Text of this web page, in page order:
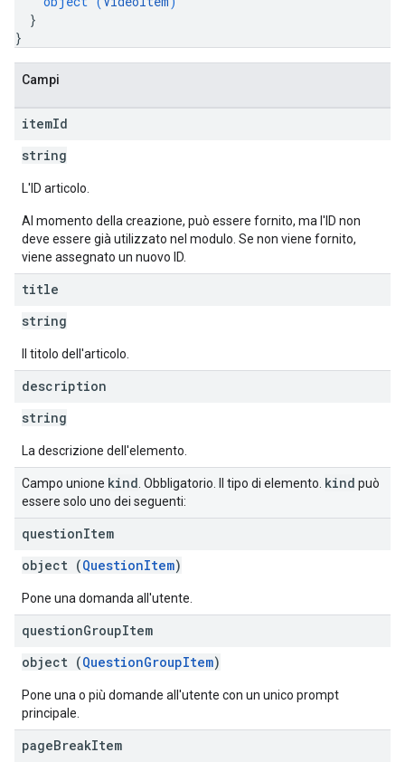
}
}
Campi
itemId
string
L'ID articolo.
Al momento della creazione, può essere fornito, ma l'ID non
deve essere già utilizzato nel modulo. Se non viene fornito,
viene assegnato un nuovo ID.
title
string
Il titolo dell'articolo.
description
string
La descrizione dell'elemento.
Campo unione kind . Obbligatorio. Il tipo di elemento. kind può
essere solo uno dei seguenti:
questionItem
object (QuestionItem)
Pone una domanda all'utente.
questionGroupItem
object (QuestionGroupItem)
Pone una o più domande all'utente con un unico prompt
principale.
pageBreakItem